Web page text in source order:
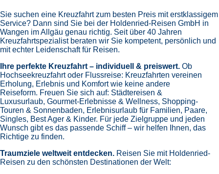
Sie suchen eine Kreuzfahrt zum besten Preis mit erstklassigem
Service? Dann sind Sie bei der Holdenried-Reisen GmbH in
Wangen im Allgäu genau richtig. Seit über 40 Jahren
Kreuzfahrtspezialist beraten wir Sie kompetent, persönlich und
mit echter Leidenschaft für Reisen.
Ihre perfekte Kreuzfahrt – individuell & preiswert. Ob
Hochseekreuzfahrt oder Flussreise: Kreuzfahrten vereinen
Erholung, Erlebnis und Komfort wie keine andere
Reiseform. Freuen Sie sich auf: Städtereisen &
Luxusurlaub, Gourmet-Erlebnisse & Wellness, Shopping-
Touren & Sonnenbaden, Erlebnisurlaub für Familien, Paare,
Singles, Best Ager & Kinder. Für jede Zielgruppe und jeden
Wunsch gibt es das passende Schiff – wir helfen Ihnen, das
Richtige zu finden.
Traumziele weltweit entdecken. Reisen Sie mit Holdenried-
Reisen zu den schönsten Destinationen der Welt: